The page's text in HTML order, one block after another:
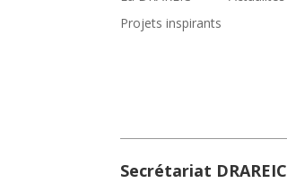
Projets inspirants
Secrétariat DRAREIC